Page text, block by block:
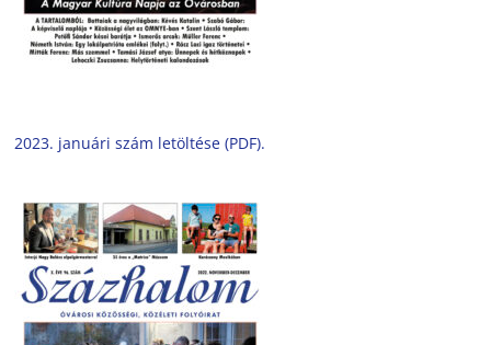
2023. januári szám letöltése (PDF).